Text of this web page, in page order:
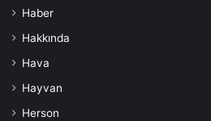
Haber
Hakkında
Hava
Hayvan
Herson